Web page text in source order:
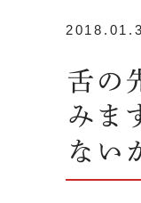
舌の
みま
ない